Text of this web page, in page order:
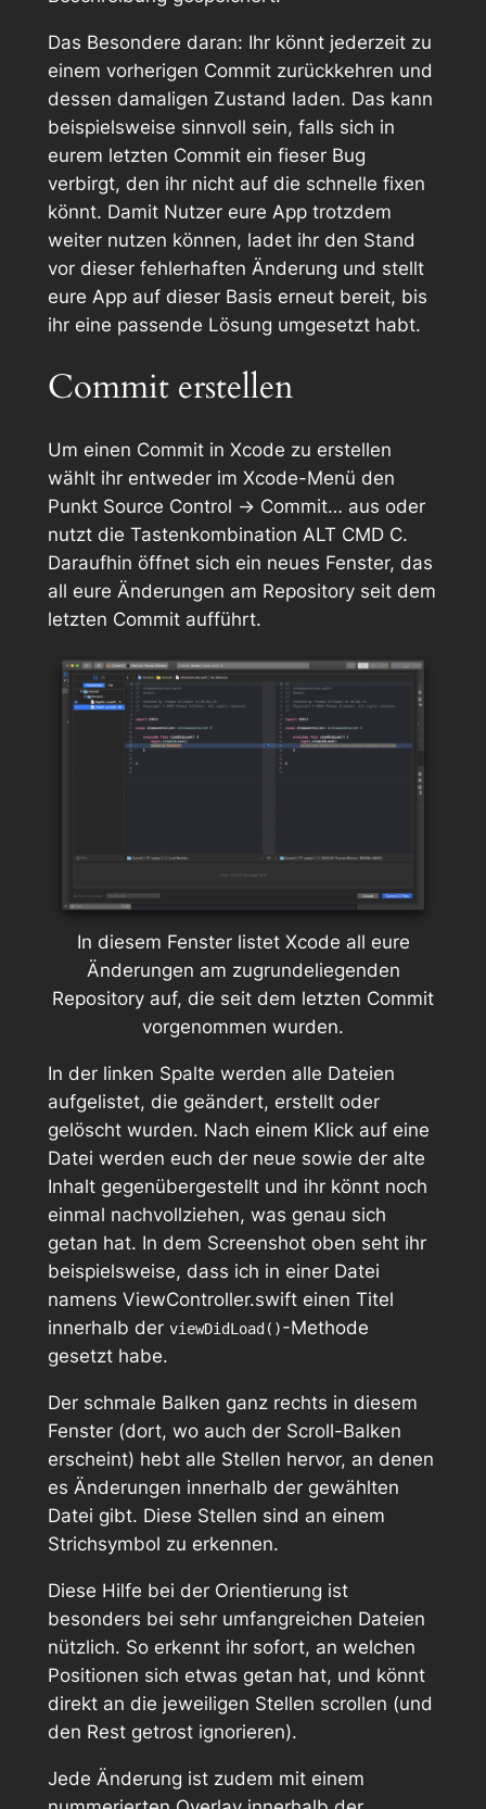
Das Besondere daran: Ihr könnt jederzeit zu
einem vorherigen Commit zurückkehren und
dessen damaligen Zustand laden. Das kann
beispielsweise sinnvoll sein, falls sich in
eurem letzten Commit ein fieser Bug
verbirgt, den ihr nicht auf die schnelle fixen
könnt. Damit Nutzer eure App trotzdem
weiter nutzen können, ladet ihr den Stand
vordieser fehlerhaften Änderung und stellt
eure App auf dieser Basis erneut bereit, bis
ihr eine passende Lösung umgesetzt habt.
Commit erstellen
Um einen Commit in Xcode zu erstellen
wählt ihr entweder im Xcode-Menü den
Punkt Source Control -> Commit… aus oder
nutzt die Tastenkombination ALT CMD C.
Daraufhin öffnet sich ein neues Fenster, das
all eure Änderungen am Repository seit dem
letzten Commit aufführt.
In diesem Fenster listet Xcode all eure
Änderungen am zugrundeliegenden
Repository auf, die seit dem letzten Commit
vorgenommen wurden.
In der linken Spalte werden alle Dateien
aufgelistet, die geändert, erstellt oder
gelöscht wurden. Nach einem Klick auf eine
Datei werden euch der neue sowie der alte
Inhalt gegenübergestellt und ihr könnt noch
einmal nachvollziehen, was genau sich
getan hat. In dem Screenshot oben seht ihr
beispielsweise, dass ich in einer Datei
namens ViewController.swifteinen Titel
innerhalb der viewDidLoad()-Methode
gesetzt habe.
Der schmale Balken ganz rechts in diesem
Fenster (dort, wo auch der Scroll-Balken
erscheint) hebt alle Stellen hervor, an denen
es Änderungen innerhalb der gewählten
Datei gibt. Diese Stellen sind an einem
Strichsymbol zu erkennen.
Diese Hilfe bei der Orientierung ist
besonders bei sehr umfangreichen Dateien
nützlich. So erkennt ihr sofort, an welchen
Positionen sich etwas getan hat, und könnt
direkt an die jeweiligen Stellen scrollen (und
den Rest getrost ignorieren).
Jede Änderung ist zudem mit einem